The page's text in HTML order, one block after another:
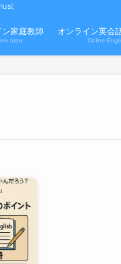
ン家庭教師
tutor
オンライン英会
Online